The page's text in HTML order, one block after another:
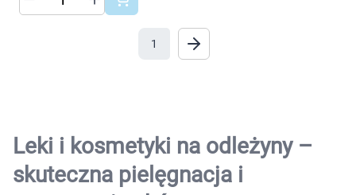
1
Leki i kosmetyki na odleżyny –
skuteczna pielęgnacja i